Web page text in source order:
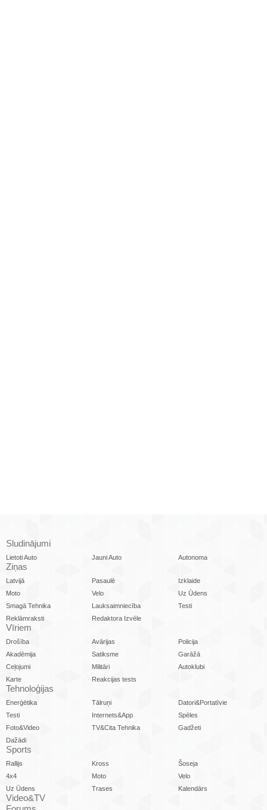
Sludinājumi
Lietoti Auto Jauni Auto Autonoma
Ziņas
Latvijā Pasaulē
Izklaide
Moto
Velo
Uz Ūdens
Smagā Tehnika
Lauksaimniecība
Testi
Reklāmraksti
Redaktora Izvēle
Vīriem
Drošība Avārijas
Policija
Akadēmija
Satiksme
Garāžā
Ceļojumi
Militāri
Autoklubi
Karte
Reakcijas tests
Tehnoloģijas
Enerģētika Tālruņi
Datori&Portatīvie
Testi
Internets&App
Spēles
Foto&Video
TV&Cita Tehnika
Gadžeti
Dažādi
Sports
Rallijs Kross
Šoseja
4x4
Moto
Velo
Uz Ūdens
Trases Kalendārs
Video&TV